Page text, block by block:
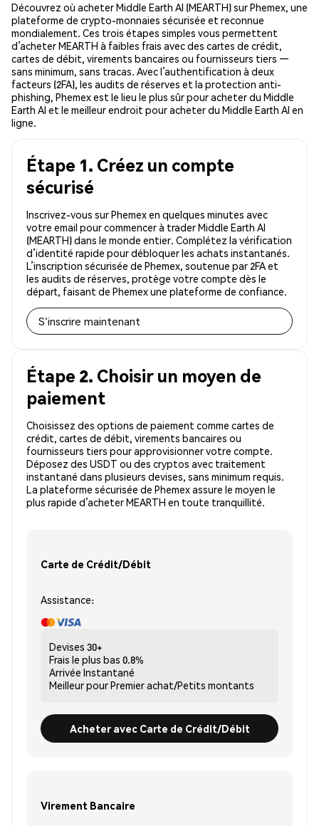
Découvrez où acheter Middle Earth AI (MEARTH) sur Phemex, une
plateforme de crypto-monnaies sécurisée et reconnue
mondialement. Ces trois étapes simples vous permettent
d’acheter MEARTH à faibles frais avec des cartes de crédit,
cartes de débit, virements bancaires ou fournisseurs tiers —
sans minimum, sans tracas. Avec l’authentification à deux
facteurs (2FA), les audits de réserves et la protection anti-
phishing, Phemex est le lieu le plus sûr pour acheter du Middle
Earth AI et le meilleur endroit pour acheter du Middle Earth AI en
ligne.
Étape 1. Créez un compte
sécurisé
Inscrivez-vous sur Phemex en quelques minutes avec
votre email pour commencer à trader Middle Earth AI
(MEARTH) dans le monde entier. Complétez la vérification
d’identité rapide pour débloquer les achats instantanés.
L’inscription sécurisée de Phemex, soutenue par 2FA et
les audits de réserves, protège votre compte dès le
départ, faisant de Phemex une plateforme de confiance.
S'inscrire maintenant
Étape 2. Choisir un moyen de
paiement
Choisissez des options de paiement comme cartes de
crédit, cartes de débit, virements bancaires ou
fournisseurs tiers pour approvisionner votre compte.
Déposez des USDT ou des cryptos avec traitement
instantané dans plusieurs devises, sans minimum requis.
La plateforme sécurisée de Phemex assure le moyen le
plus rapide d’acheter MEARTH en toute tranquillité.
Carte de Crédit/Débit
Assistance:
Devises 30+
Frais le plus bas 0.8%
Arrivée Instantané
Meilleur pourPremier achat/Petits montants
Acheter avec Carte de Crédit/Débit
Virement Bancaire